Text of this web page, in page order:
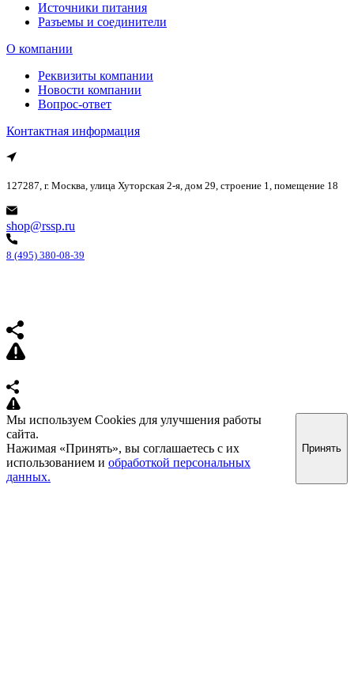
Источники питания
Разъемы и соединители
О компании
Реквизиты компании
Новости компании
Вопрос-ответ
Контактная информация
127287, г. Москва, улица Хуторская 2-я, дом 29, строение 1, помещение 18
shop@rssp.ru
8 (495) 380-08-39
Мы используем Cookies для улучшения работы
сайта.
Нажимая «Принять», вы соглашаетесь с их
использованием и обработкой персональных
данных.
Принять